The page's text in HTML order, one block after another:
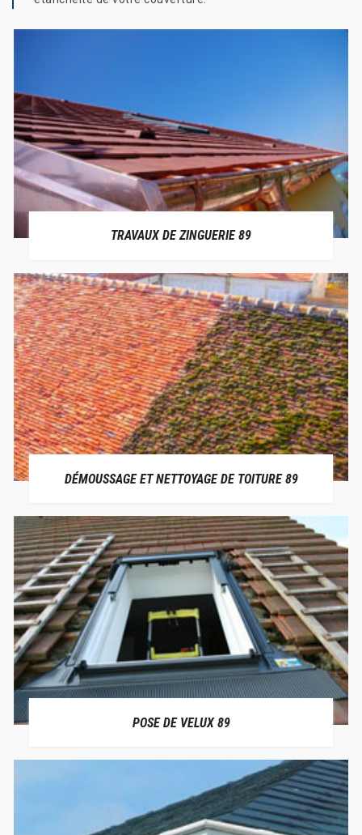
TRAVAUX DE ZINGUERIE 89
DÉMOUSSAGE ET NETTOYAGE DE TOITURE 89
POSE DE VELUX 89